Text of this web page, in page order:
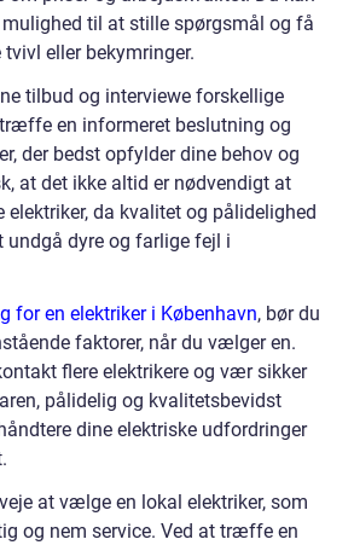
til at stille spørgsmål og få
eller bekymringer.
tilbud og interviewe forskellige
en informeret beslutning og
der bedst opfylder dine behov og
at det ikke altid er nødvendigt at
da kvalitet og pålidelighed
undgå dyre og farlige fejl i
for en elektriker i København, bør du
faktorer, når du vælger en.
flere elektrikere og vær sikker
pålidelig og kvalitetsbevidst
dine elektriske udfordringer
at vælge en lokal elektriker, som
og nem service. Ved at træffe en